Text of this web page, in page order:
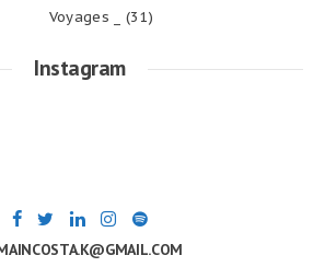
Voyages _
(31)
Instagram